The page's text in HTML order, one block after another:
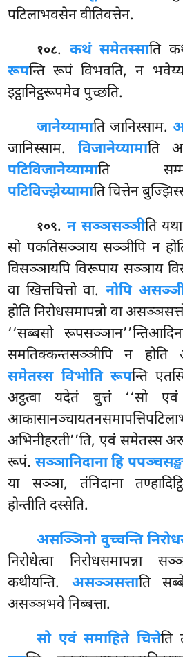
पटिलाभवसेन वीतिवत्तेन.
१०८. कथं समेतस्साति
रूपन्ति रूपं विभवति, न
इट्ठानिट्ठरूपमेव पुच्छति.
जानेय्यामाति जानिस्साम.
जानिस्साम.विजानेय्यामाति
पटिविजानेय्यामाति
पटिविज्झेय्यामाति चित्तेन
१०९. न सञ्ञसञ्ञीति
सो पकतिसञ्ञाय सञ्ञीपि न
विसञ्ञायपि विरूपाय सञ्ञाय
वा खित्तचित्तो वा. नोपि
होति निरोधसमापन्नो वा
‘‘सब्बसो
समतिक्कन्तसञ्ञीपि न होति
समेतस्स विभोति रूपन्ति
अट्ठत्वा यदेतं वुत्तं ‘‘सो एवं
अभिनीहरती’’ति, एवं समेतस्स
रूपं. सञ्ञानिदाना हि
या सञ्ञा, तंनिदाना
होन्तीति दस्सेति.
असञ्ञिनो वुच्चन्ति
निरोधेत्वा निरोधसमापन्ना
कथीयन्ति. असञ्ञसत्ताति
असञ्ञभवे निब्बत्ता.
सो एवं समाहिते चित्तेति